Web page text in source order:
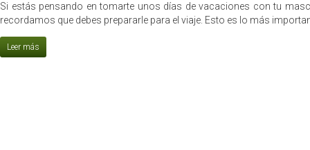
Si estás pensando en tomarte unos días de vacaciones con tu
recordamos que debes prepararle para el viaje. Esto es lo más